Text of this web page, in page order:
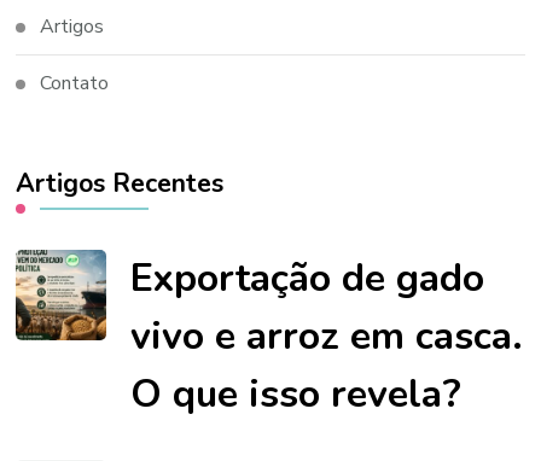
Artigos
Contato
Artigos Recentes
Exportação de gado
vivo e arroz em casca.
O que isso revela?